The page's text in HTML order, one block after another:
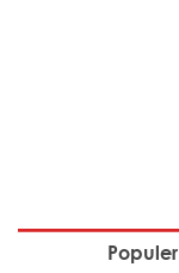
Populer